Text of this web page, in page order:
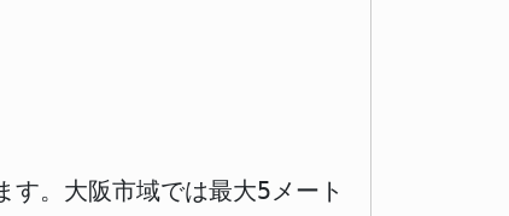
。大阪市域では最大5メート